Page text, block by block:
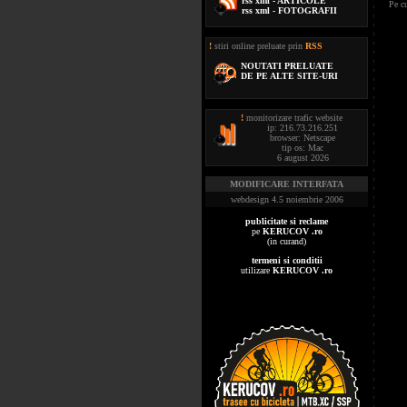
rss xml - FOTOGRAFII
! stiri online preluate prin RSS
NOUTATI PRELUATE
DE PE ALTE SITE-URI
! monitorizare trafic website
ip: 216.73.216.251
browser: Netscape
tip os: Mac
6 august 2026
MODIFICARE INTERFATA
webdesign 4.5 noiembrie 2006
publicitate si reclame
pe KERUCOV .ro
(in curand)
termeni si conditii
utilizare KERUCOV .ro
Pe